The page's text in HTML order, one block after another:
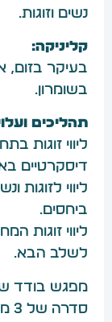
נשים וזוגות.
קליניקה:
בעיקר בזום,
בשומרון.
תהליכים
ליווי זוגות
דיסקרטיים
ליווי לזוגות
ביחסים.
ליווי זוגות
לשלב הבא.
מפגש בודד של
סדרה של 3 מפגשים של שעה- 560 ש״ח